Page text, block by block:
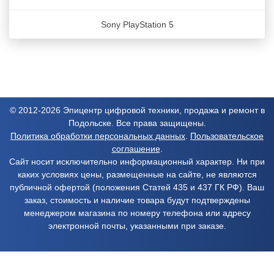
Sony PlayStation 5
© 2012-2026 Эпицентр цифровой техники, продажа и ремонт в
Подольске. Все права защищены.
Политика обработки персональных данных Пользовательское
соглашение.
Сайт носит исключительно информационный характер. Ни при
каких условиях цены, размещенные на сайте, не являются
публичной офертой (положения Статей 435 и 437 ГК РФ). Ваш
заказ, стоимость и наличие товара будут подтверждены
менеджером магазина по номеру телефона или адресу
электронной почты, указанными при заказе.